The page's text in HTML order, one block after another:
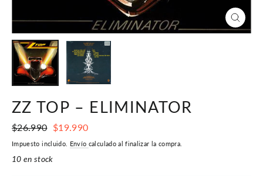
(ESC)
ZZ TOP ‎– ELIMINATOR
Precio
$26.990
Precio
de
oferta
$19.990
Impuesto incluido. Envío calculado al finalizar la compra.
10 en stock